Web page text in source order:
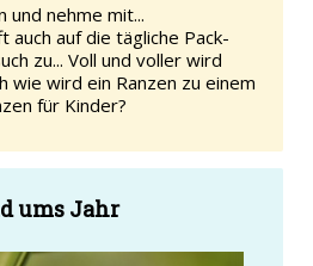
und nehme mit...
auch auf die tägliche Pack-
zu... Voll und voller wird
wie wird ein Ranzen zu einem
für Kinder?
ums Jahr